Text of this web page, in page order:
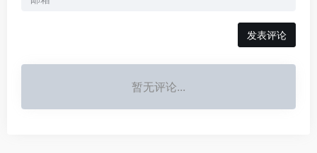
发表评论
暂无评论...